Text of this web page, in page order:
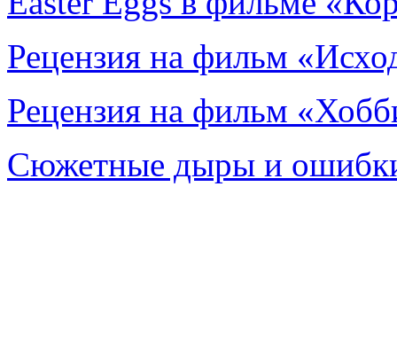
Рецензия на фильм
Рецензия на фильм
Сюжетные дыры и